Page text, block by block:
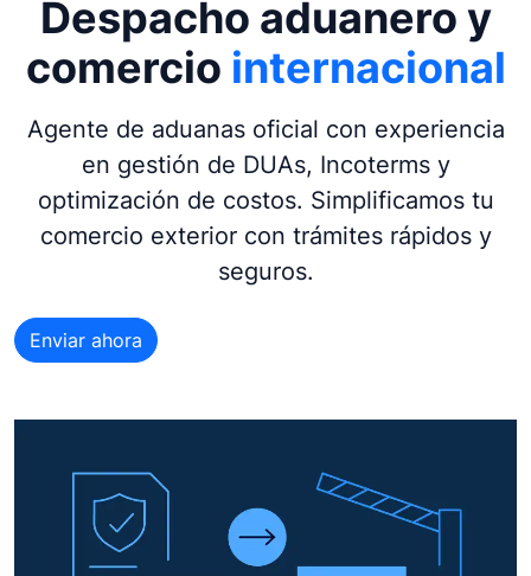
Despacho aduanero y
comercio internacional
Agente de aduanas oficial con experiencia
en gestión de DUAs, Incoterms y
optimización de costos. Simplificamos tu
comercio exterior con trámites rápidos y
seguros.
Enviar ahora